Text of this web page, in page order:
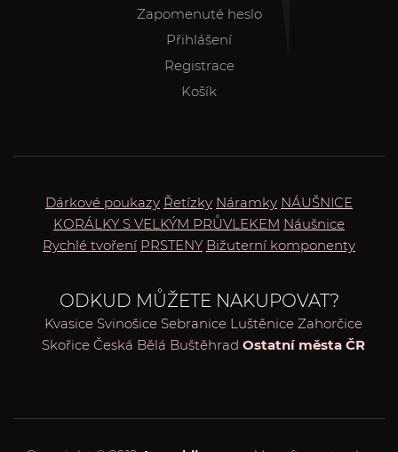
Zapomenuté heslo
Přihlášení
Registrace
Košík
Dárkové poukazy Řetízky Náramky NÁUŠNICE
KORÁLKY S VELKÝM PRŮVLEKEM Náušnice
Rychlé tvoření PRSTENY Bižuterní komponenty
ODKUD MŮŽETE NAKUPOVAT?
Kvasice Svinošice Sebranice Luštěnice Zahorčice
Skořice Česká Bělá Buštěhrad Ostatní města ČR